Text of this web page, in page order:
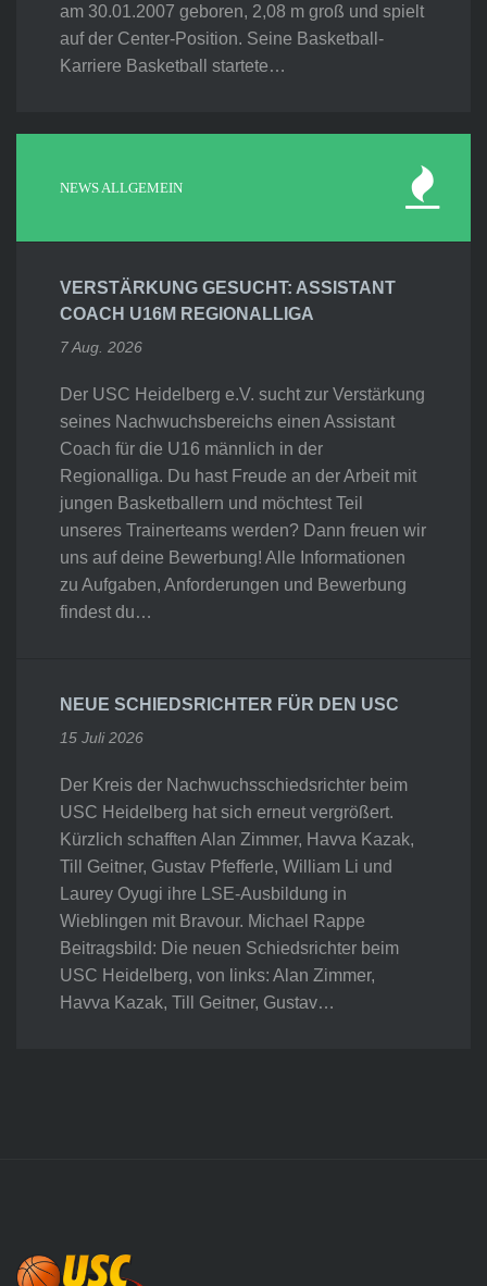
am 30.01.2007 geboren, 2,08 m groß und spielt
auf der Center-Position. Seine Basketball-
Karriere Basketball startete…
NEWS ALLGEMEIN
VERSTÄRKUNG GESUCHT: ASSISTANT
COACH U16M REGIONALLIGA
7 Aug. 2026
Der USC Heidelberg e.V. sucht zur Verstärkung
seines Nachwuchsbereichs einen Assistant
Coach für die U16 männlich in der
Regionalliga. Du hast Freude an der Arbeit mit
jungen Basketballern und möchtest Teil
unseres Trainerteams werden? Dann freuen wir
uns auf deine Bewerbung! Alle Informationen
zu Aufgaben, Anforderungen und Bewerbung
findest du…
NEUE SCHIEDSRICHTER FÜR DEN USC
15 Juli 2026
Der Kreis der Nachwuchsschiedsrichter beim
USC Heidelberg hat sich erneut vergrößert.
Kürzlich schafften Alan Zimmer, Havva Kazak,
Till Geitner, Gustav Pfefferle, William Li und
Laurey Oyugi ihre LSE-Ausbildung in
Wieblingen mit Bravour. Michael Rappe
Beitragsbild: Die neuen Schiedsrichter beim
USC Heidelberg, von links: Alan Zimmer,
Havva Kazak, Till Geitner, Gustav…